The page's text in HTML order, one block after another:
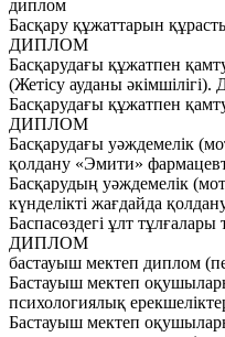
диплом
Басқару құжаттарын
ДИПЛОМ
Басқарудағы құжатпен
(Жетісу ауданы
Басқарудағы құжатпен
ДИПЛОМ
Басқарудағы уәждемелік
қолдану «Эмити»
Басқарудың уәждемелік
күнделікті жағдайда
Баспасөздегі ұлт
ДИПЛОМ
бастауыш мектеп диплом
Бастауыш мектеп
психологиялық
Бастауыш мектеп